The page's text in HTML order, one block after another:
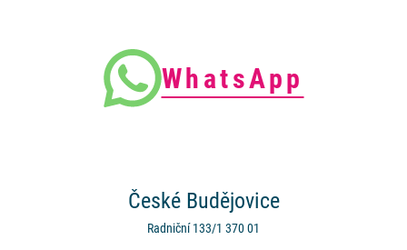
WhatsApp
České Budějovice
Radniční 133/1 370 01